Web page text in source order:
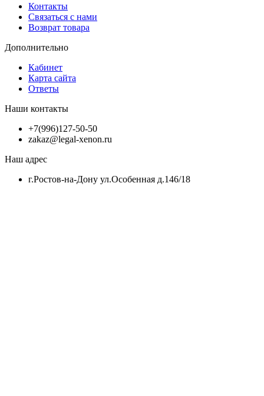
Контакты
Связаться с нами
Возврат товара
Дополнительно
Кабинет
Карта сайта
Ответы
Наши контакты
+7(996)127-50-50
zakaz@legal-xenon.ru
Наш адрес
г.Ростов-на-Дону ул.Особенная д.146/18